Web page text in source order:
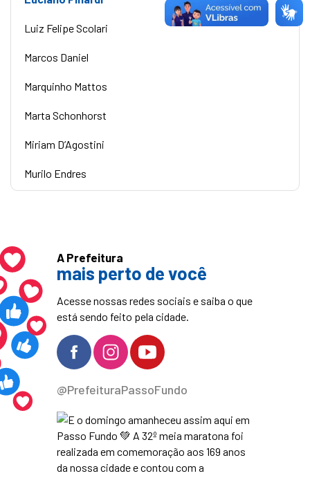
Luiz Felipe Scolari
Marcos Daniel
Marquinho Mattos
Marta Schonhorst
Miriam D’Agostini
Murilo Endres
A Prefeitura
mais perto de você
Acesse nossas redes sociais e saiba o que
está sendo feito pela cidade.
@PrefeituraPassoFundo